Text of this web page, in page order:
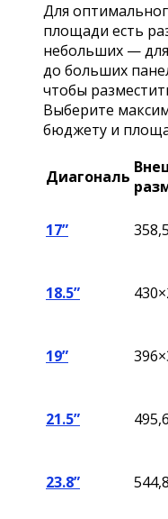
Для
площади есть
небольших —
до больших
чтобы
Выберите
бюджету и
Диагональ
17”
18.5”
19” 396
21.5”
23.8” 544,8